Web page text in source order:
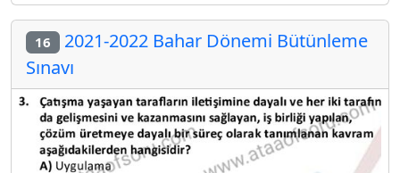
16 2021-2022 Bahar Dönemi Bütünleme
Sınavı